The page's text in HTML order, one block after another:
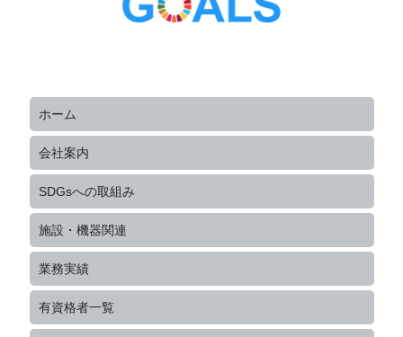
ホーム
会社案内
SDGsへの取組み
施設・機器関連
業務実績
有資格者一覧